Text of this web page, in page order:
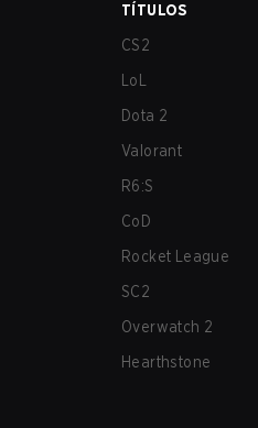
TÍTULOS
CS2
LoL
Dota 2
Valorant
R6:S
CoD
Rocket League
SC2
Overwatch 2
Hearthstone